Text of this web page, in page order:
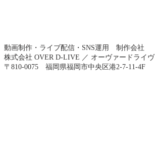
動画制作・ライブ配信・SNS運用 制作会社
株式会社 OVER D-LIVE ／ オーヴァードライヴ
〒810-0075 福岡県福岡市中央区港2-7-11-4F